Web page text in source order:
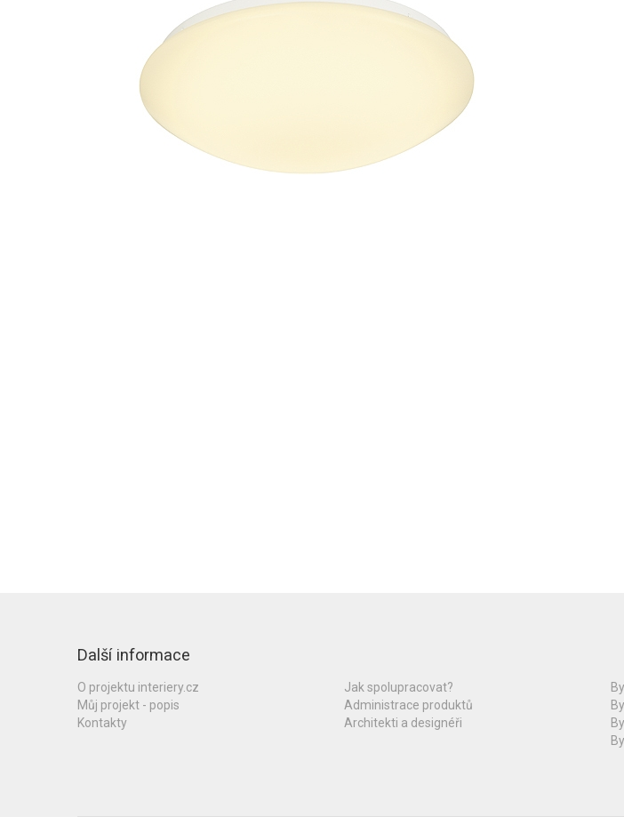
Další informace
O projektu interiery.cz
Můj projekt - popis
Kontakty
Jak spolupracovat?
Administrace produktů
Architekti a designéři